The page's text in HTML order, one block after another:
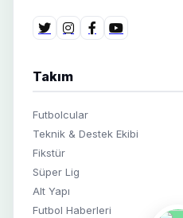
Takım
Futbolcular
Teknik & Destek Ekibi
Fikstür
Süper Lig
Alt Yapı
Futbol Haberleri